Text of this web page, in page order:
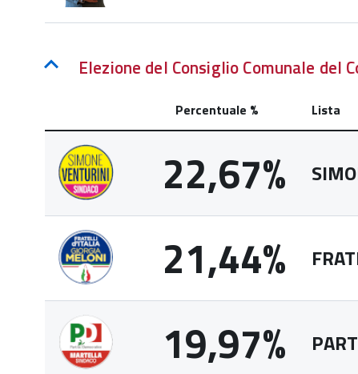
Elezione del Consiglio Comunale del
Percentuale % Lista
22,67%
21,44%
19,97%